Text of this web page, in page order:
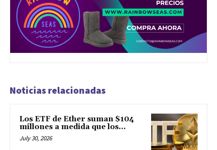
Noticias relacionadas
Los ETF de Ether suman $104
millones a medida que los...
July 30, 2026